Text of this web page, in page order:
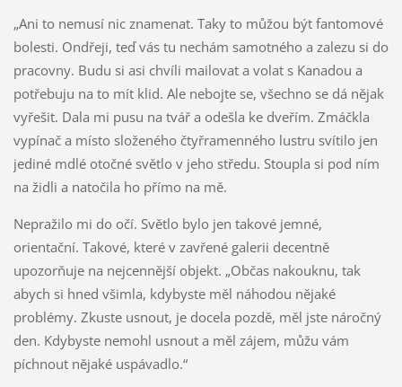
„Ani to nemusí nic znamenat. Taky to můžou být fantomové
bolesti. Ondřeji, teď vás tu nechám samotného a zalezu si do
pracovny. Budu si asi chvíli mailovat a volat s Kanadou a
potřebuju na to mít klid. Ale nebojte se, všechno se dá nějak
vyřešit. Dala mi pusu na tvář a odešla ke dveřím. Zmáčkla
vypínač a místo složeného čtyřramenného lustru svítilo jen
jediné mdlé otočné světlo v jeho středu. Stoupla si pod ním
na židli a natočila ho přímo na mě.
Nepražilo mi do očí. Světlo bylo jen takové jemné,
orientační. Takové, které v zavřené galerii decentně
upozorňuje na nejcennější objekt. „Občas nakouknu, tak
abych si hned všimla, kdybyste měl náhodou nějaké
problémy. Zkuste usnout, je docela pozdě, měl jste náročný
den. Kdybyste nemohl usnout a měl zájem, můžu vám
píchnout nějaké uspávadlo.“